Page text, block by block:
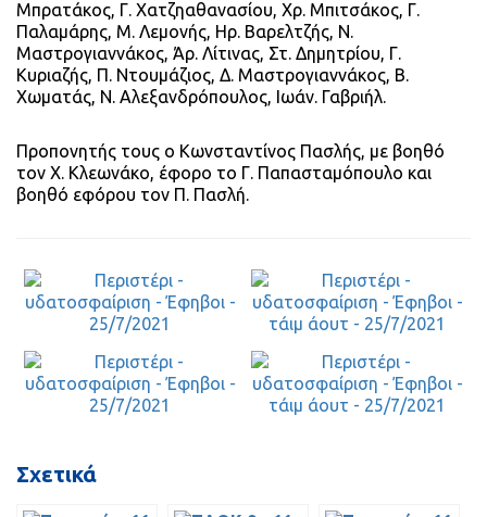
Μπρατάκος, Γ. Χατζηαθανασίου, Χρ. Μπιτσάκος, Γ.
Παλαμάρης, Μ. Λεμονής, Ηρ. Βαρελτζής, Ν.
Μαστρογιαννάκος, Άρ. Λίτινας, Στ. Δημητρίου, Γ.
Κυριαζής, Π. Ντουμάζιος, Δ. Μαστρογιαννάκος, Β.
Χωματάς, Ν. Αλεξανδρόπουλος, Ιωάν. Γαβριήλ.
Προπονητής τους ο Κωνσταντίνος Πασλής, με βοηθό
τον Χ. Κλεωνάκο, έφορο το Γ. Παπασταμόπουλο και
βοηθό εφόρου τον Π. Πασλή.
Σχετικά